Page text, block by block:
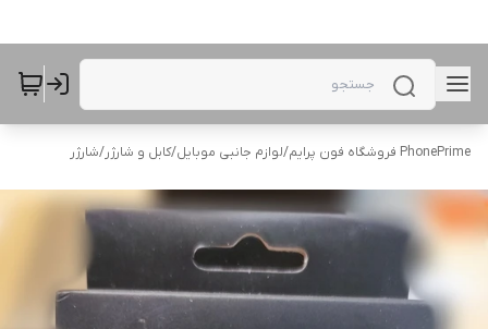
PhonePrime فروشگاه فون پرایم /لوازم جانبی موبایل/کابل و شارژر/شارژر